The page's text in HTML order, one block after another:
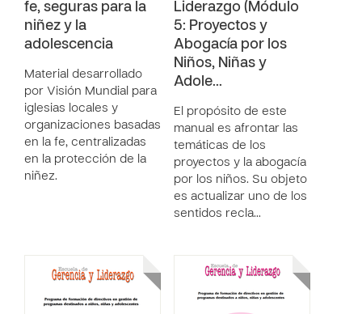
fe, seguras para la
niñez y la
adolescencia
Material desarrollado
por Visión Mundial para
iglesias locales y
organizaciones basadas
en la fe, centralizadas
en la protección de la
niñez.
Liderazgo (Módulo
5: Proyectos y
Abogacía por los
Niños, Niñas y
Adole…
El propósito de este
manual es afrontar las
temáticas de los
proyectos y la abogacía
por los niños. Su objeto
es actualizar uno de los
sentidos recla…